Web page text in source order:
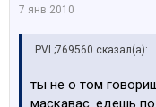
7 янв 2010
PVL;769560 сказал(а):
ты не о том
маскавас. едешь